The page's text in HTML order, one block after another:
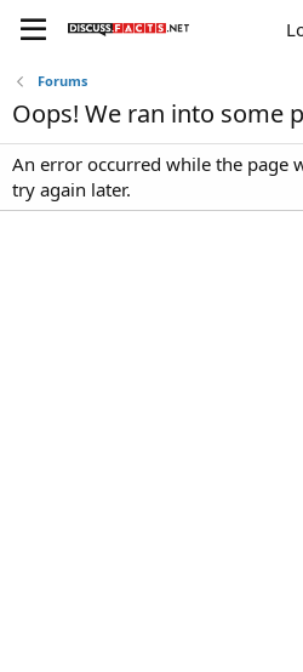
Forums
Oops! We ran into some
An error occurred while the page
try again later.